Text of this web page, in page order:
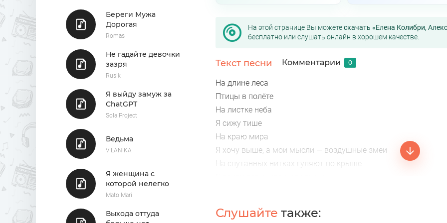
Береги Мужа
Дорогая
Romas
Не гадайте девочки
зазря
Rusik
Я выйду замуж за
ChatGPT
Sola Project
Ведьма
VILANIKA
Я женщина с
которой нелегко
Mato Mari
Выхода оттуда
На этой странице Вы можетескачать «Елена Колибри,
бесплатно или слушать онлайн в хорошем качестве.
Текст песни Комментарии 0
На длине леса
Птицы в полёте
На листке неба
Я сижу тише
На краю мира
Я хочу выше, а мои мысли — воздушные змеи
На спутанных нитках гуляют по крыше
И самолётов, и чёрных дыр — выше
Слушайте также: